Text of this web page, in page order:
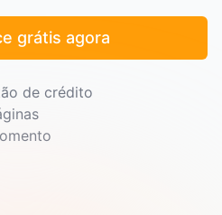
grátis agora
de crédito